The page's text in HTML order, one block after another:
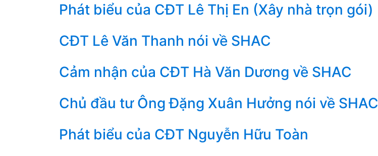
Phát biểu của CĐT Lê Thị En (Xây nhà trọn gói)
CĐT Lê Văn Thanh nói về SHAC
Cảm nhận của CĐT Hà Văn Dương về SHAC
Chủ đầu tư Ông Đặng Xuân Hưởng nói về SHAC
Phát biểu của CĐT Nguyễn Hữu Toàn